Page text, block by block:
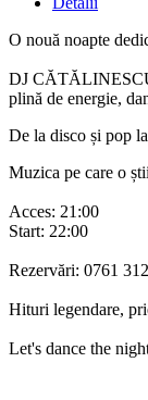
O nouă noapte
DJ
plină de energie,
De la disco și pop
Muzica pe care o
Acces: 21:00
Start: 22:00
Rezervări: 0761
Hituri legendare,
Let's dance the